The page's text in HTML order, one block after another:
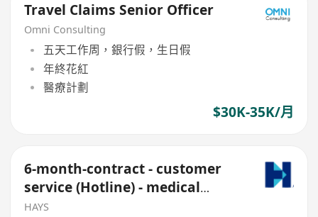
Travel Claims Senior Officer
Omni Consulting
五天工作周，銀行假，生日假
年終花紅
醫療計劃
$30K-35K/月
6-month-contract - customer
service (Hotline) - medical
claims
HAYS